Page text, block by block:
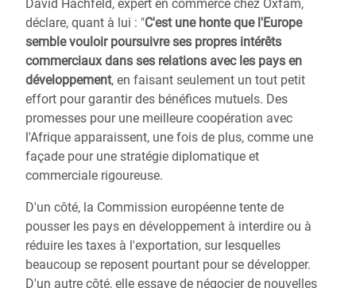
David Hachfeld, expert en commerce chez Oxfam,
déclare, quant à lui : "C'est une honte que l'Europe
semble vouloir poursuivre ses propres intérêts
commerciaux dans ses relations avec les pays en
développement, en faisant seulement un tout petit
effort pour garantir des bénéfices mutuels. Des
promesses pour une meilleure coopération avec
l'Afrique apparaissent, une fois de plus, comme une
façade pour une stratégie diplomatique et
commerciale rigoureuse.
D'un côté, la Commission européenne tente de
pousser les pays en développement à interdire ou à
réduire les taxes à l'exportation, sur lesquelles
beaucoup se reposent pourtant pour se développer.
D'un autre côté, elle essaye de négocier de nouvelles